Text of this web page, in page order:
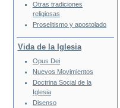
Otras tradiciones
religiosas
Proselitismo y apostolado
Vida de la Iglesia
Opus Dei
Nuevos Movimientos
Doctrina Social de la
Iglesia
Disenso